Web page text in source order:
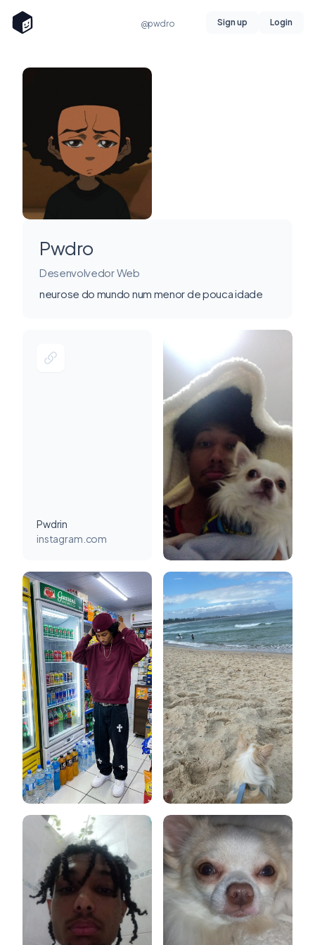
@pwdro Sign up Login
Pwdro
Desenvolvedor Web
neurose do mundo num menor de pouca idade
Pwdrin
instagram.com